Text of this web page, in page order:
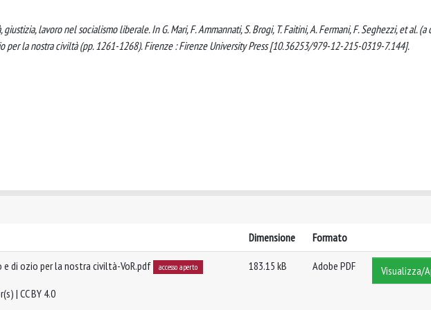
lavoro nel socialismo liberale. In G. Mari, F. Ammannati, S. Brogi, T. Faitini, A. Fermani, F. Seghezzi, et al. (a
per la nostra civiltà (pp. 1261-1268). Firenze : Firenze University Press [10.36253/979-12-215-0319-7.144].
Dimensione Formato
di ozio per la nostra civiltà-VoR.pdf accesso aperto
| CC BY 4.0
183.15 kB Adobe PDF Visualizza/